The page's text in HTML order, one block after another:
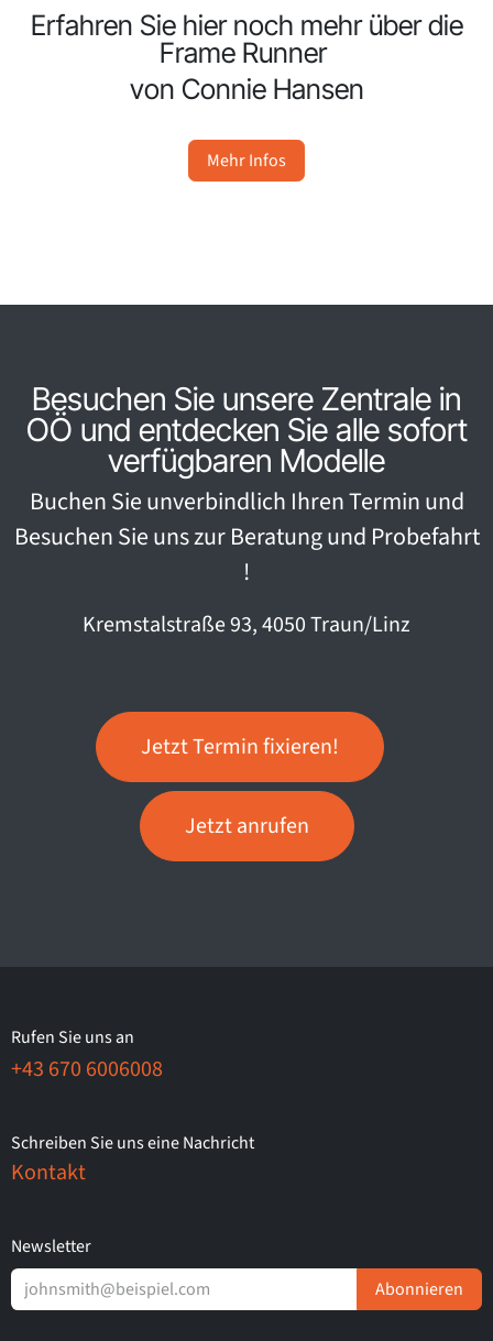
Erfahren Sie hier noch mehr über die
Frame Runner
von Connie Hansen
Mehr Infos
Besuchen Sie unsere Zentrale in
OÖ und entdecken Sie alle sofort
verfügbaren Modelle
Buchen Sie unverbindlich Ihren Termin und
Besuchen Sie uns zur Beratung und Probefahrt
!
Kremstalstraße 93, 4050 Traun/Linz
Jetzt Termin fixieren!
Jetzt anrufen
Rufen Sie uns an
+43 670 6006008
Schreiben Sie uns eine Nachricht
Kontakt
Newsletter
Abonnieren